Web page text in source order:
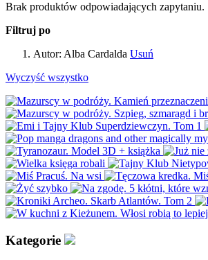
Brak produktów odpowiadających zapytaniu.
Filtruj po
Autor: Alba Cardalda Usuń
Wyczyść wszystko
Kategorie